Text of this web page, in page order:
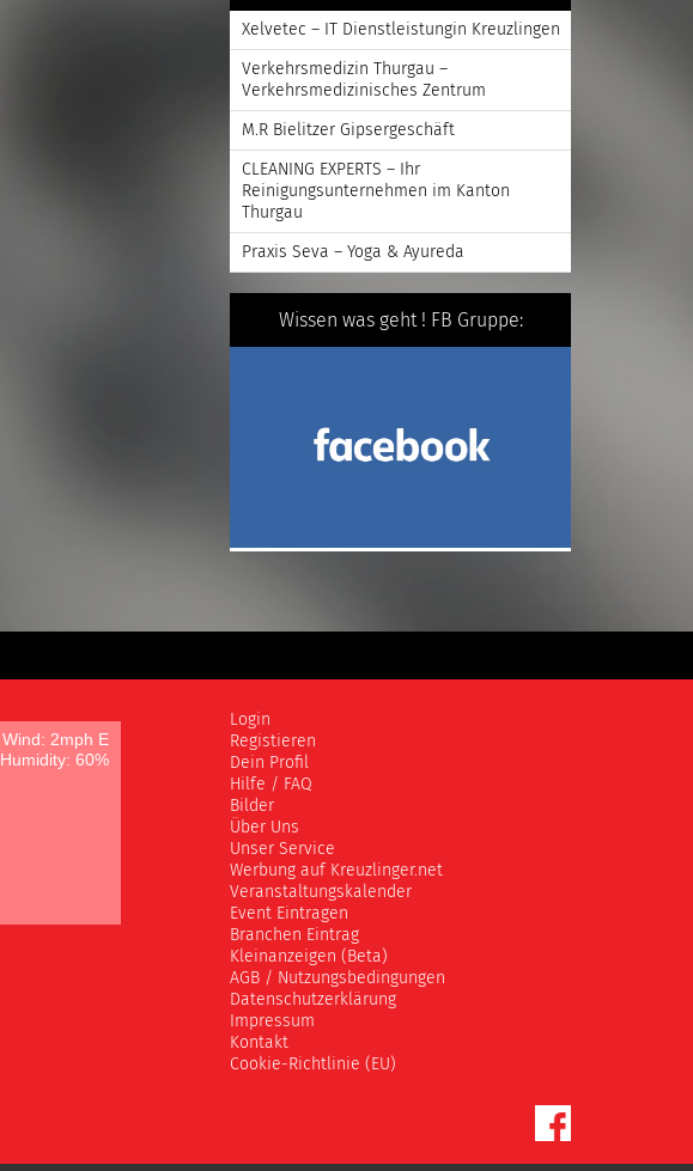
Xelvetec – IT Dienstleistungin Kreuzlingen
Verkehrsmedizin Thurgau –
Verkehrsmedizinisches Zentrum
M.R Bielitzer Gipsergeschäft
CLEANING EXPERTS – Ihr
Reinigungsunternehmen im Kanton
Thurgau
Praxis Seva – Yoga & Ayureda
Wissen was geht ! FB Gruppe:
Wind: 2mph E
Humidity: 60%
Login
Registieren
Dein Profil
Hilfe / FAQ
Bilder
Über Uns
Unser Service
Werbung auf Kreuzlinger.net
Veranstaltungskalender
Event Eintragen
Branchen Eintrag
Kleinanzeigen (Beta)
AGB / Nutzungsbedingungen
Datenschutzerklärung
Impressum
Kontakt
Cookie-Richtlinie (EU)